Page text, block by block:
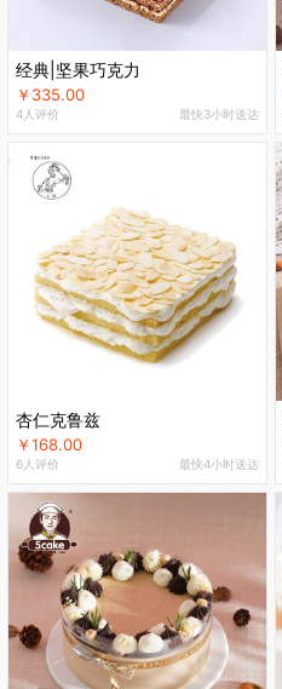
经典|坚果巧克力
￥335.00
4人评价 最快3小时送达
杏仁克鲁兹
￥168.00
6人评价 最快4小时送达